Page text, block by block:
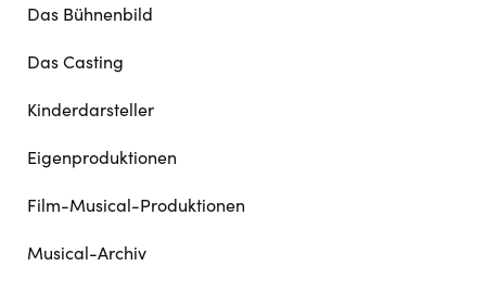
Das Bühnenbild
Das Casting
Kinderdarsteller
Eigenproduktionen
Film-Musical-Produktionen
Musical-Archiv